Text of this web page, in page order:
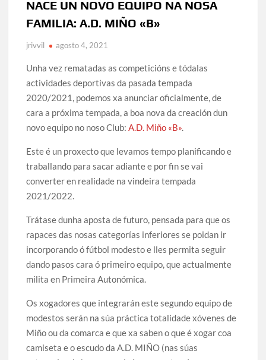
RESUMO DEPORTIVO DA TEMPADA 2024/25
Renovación Mario David (adestrador)
para novos socios)
RESUMO DA TEMPADA 2023/2024
SUBVENCIÓN DA DEPUTACIÓN DA CORUÑA 2023
COMUNICADO OFICIAL: Mario David novo adestrador do
NACE UN NOVO EQUIPO NA NOSA
FAMILIA: A.D. MIÑO «B»
jrivvil agosto 4, 2021
Unha vez rematadas as competicións e tódalas
actividades deportivas da pasada tempada
2020/2021, podemos xa anunciar oficialmente, de
cara a próxima tempada, a boa nova da creación dun
novo equipo no noso Club:A.D. Miño «B».
Este é un proxecto que levamos tempo planificando e
traballando para sacar adiante e por fin se vai
converter en realidade na vindeira tempada
2021/2022.
Trátase dunha aposta de futuro, pensada para que os
rapaces das nosas categorías inferiores se poidan ir
incorporando ó fútbol modesto e lles permita seguir
dando pasos cara ó primeiro equipo, que actualmente
milita en Primeira Autonómica.
Os xogadores que integrarán este segundo equipo de
modestos serán na súa práctica totalidade xóvenes de
Miño ou da comarca e que xa saben o que é xogar coa
camiseta e o escudo da A.D. MIÑO (nas súas